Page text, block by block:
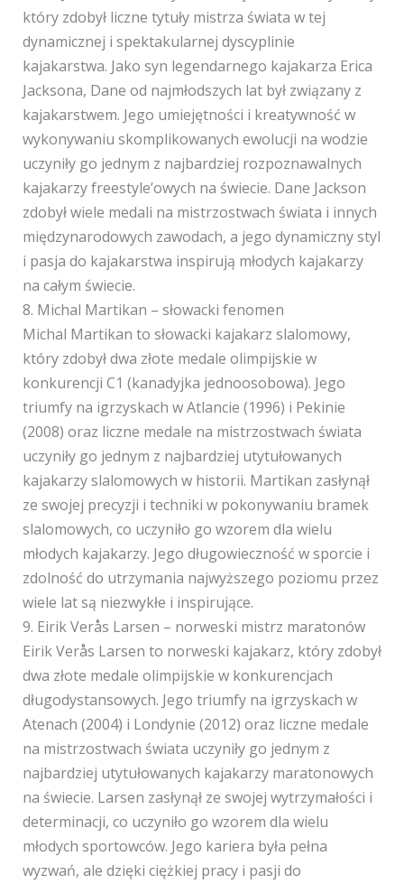
który zdobył liczne tytuły mistrza świata w tej
dynamicznej i spektakularnej dyscyplinie
kajakarstwa. Jako syn legendarnego kajakarza Erica
Jacksona, Dane od najmłodszych lat był związany z
kajakarstwem. Jego umiejętności i kreatywność w
wykonywaniu skomplikowanych ewolucji na wodzie
uczyniły go jednym z najbardziej rozpoznawalnych
kajakarzy freestyle’owych na świecie. Dane Jackson
zdobył wiele medali na mistrzostwach świata i innych
międzynarodowych zawodach, a jego dynamiczny styl
i pasja do kajakarstwa inspirują młodych kajakarzy
na całym świecie.
8. Michal Martikan – słowacki fenomen
Michal Martikan to słowacki kajakarz slalomowy,
który zdobył dwa złote medale olimpijskie w
konkurencji C1 (kanadyjka jednoosobowa). Jego
triumfy na igrzyskach w Atlancie (1996) i Pekinie
(2008) oraz liczne medale na mistrzostwach świata
uczyniły go jednym z najbardziej utytułowanych
kajakarzy slalomowych w historii. Martikan zasłynął
ze swojej precyzji i techniki w pokonywaniu bramek
slalomowych, co uczyniło go wzorem dla wielu
młodych kajakarzy. Jego długowieczność w sporcie i
zdolność do utrzymania najwyższego poziomu przez
wiele lat są niezwykłe i inspirujące.
9. Eirik Verås Larsen – norweski mistrz maratonów
Eirik Verås Larsen to norweski kajakarz, który zdobył
dwa złote medale olimpijskie w konkurencjach
długodystansowych. Jego triumfy na igrzyskach w
Atenach (2004) i Londynie (2012) oraz liczne medale
na mistrzostwach świata uczyniły go jednym z
najbardziej utytułowanych kajakarzy maratonowych
na świecie. Larsen zasłynął ze swojej wytrzymałości i
determinacji, co uczyniło go wzorem dla wielu
młodych sportowców. Jego kariera była pełna
wyzwań, ale dzięki ciężkiej pracy i pasji do